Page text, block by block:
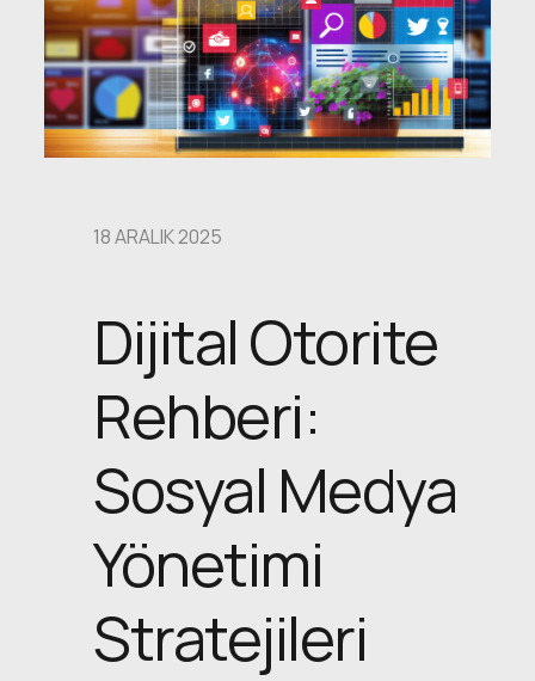
18 ARALIK 2025
Dijital Otorite
Rehberi:
Sosyal Medya
Yönetimi
Stratejileri